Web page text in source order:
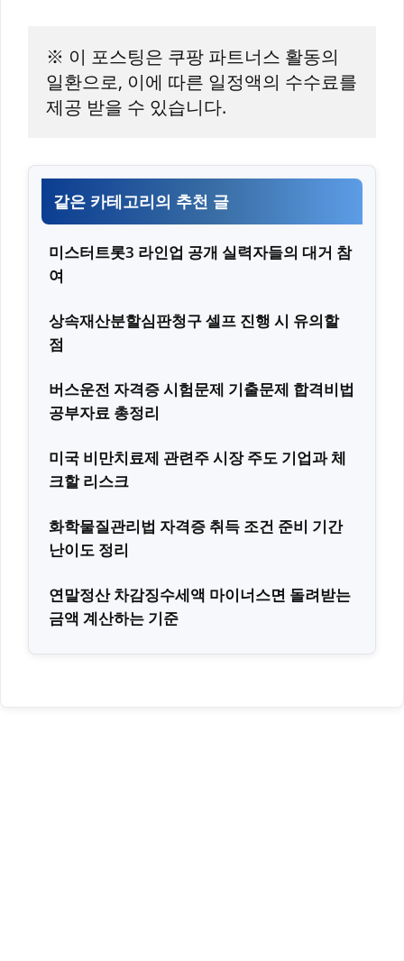
※ 이 포스팅은 쿠팡 파트너스 활동의
일환으로, 이에 따른 일정액의 수수료를
제공 받을 수 있습니다.
같은 카테고리의 추천 글
미스터트롯3 라인업 공개 실력자들의 대거 참
여
상속재산분할심판청구 셀프 진행 시 유의할
점
버스운전 자격증 시험문제 기출문제 합격비법
공부자료 총정리
미국 비만치료제 관련주 시장 주도 기업과 체
크할 리스크
화학물질관리법 자격증 취득 조건 준비 기간
난이도 정리
연말정산 차감징수세액 마이너스면 돌려받는
금액 계산하는 기준